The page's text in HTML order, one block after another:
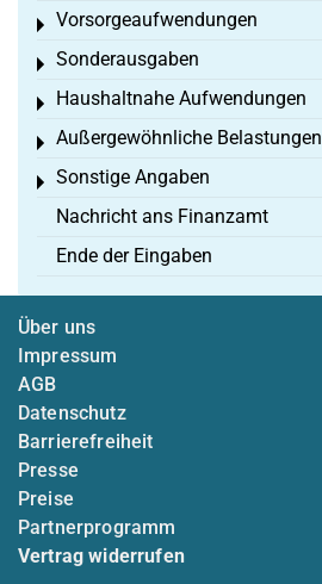
Vorsorgeaufwendungen
Toggle menu
Sonderausgaben
Toggle menu
Haushaltnahe Aufwendungen
Toggle menu
Außergewöhnliche Belastungen
Toggle menu
Sonstige Angaben
Toggle menu
Nachricht ans Finanzamt
Ende der Eingaben
Über uns
Impressum
AGB
Datenschutz
Barrierefreiheit
Presse
Preise
Partnerprogramm
Vertrag widerrufen